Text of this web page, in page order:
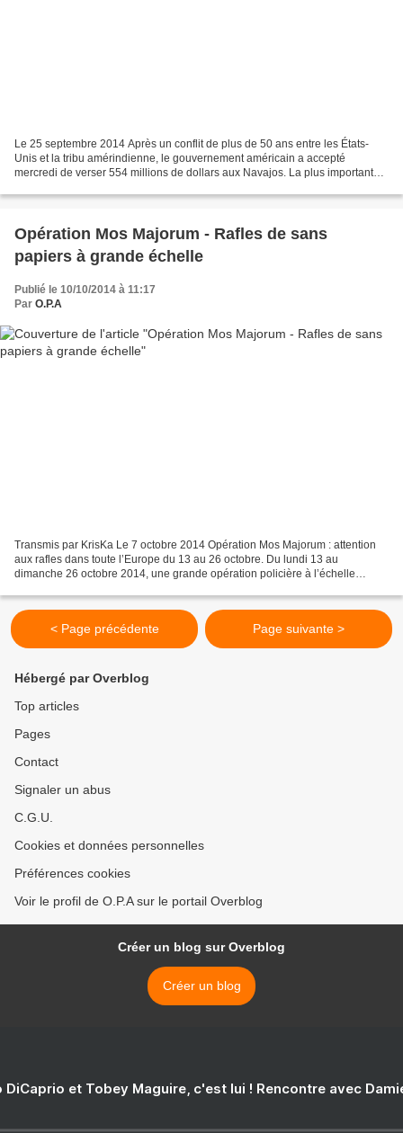
Le 25 septembre 2014 Après un conflit de plus de 50 ans entre les États-
Unis et la tribu amérindienne, le gouvernement américain a accepté
mercredi de verser 554 millions de dollars aux Navajos. La plus importante
Opération Mos Majorum - Rafles de sans
papiers à grande échelle
Publié le 10/10/2014 à 11:17
Par O.P.A
Transmis par KrisKa Le 7 octobre 2014 Opération Mos Majorum : attention
aux rafles dans toute l’Europe du 13 au 26 octobre. Du lundi 13 au
dimanche 26 octobre 2014, une grande opération policière à l’échelle
< Page précédente Page suivante >
Hébergé par Overblog
Top articles
Pages
Contact
Signaler un abus
C.G.U.
Cookies et données personnelles
Préférences cookies
Voir le profil de O.P.A sur le portail Overblog
Créer un blog sur Overblog
Créer un blog
DiCaprio et Tobey Maguire, c'est lui ! Rencontre avec